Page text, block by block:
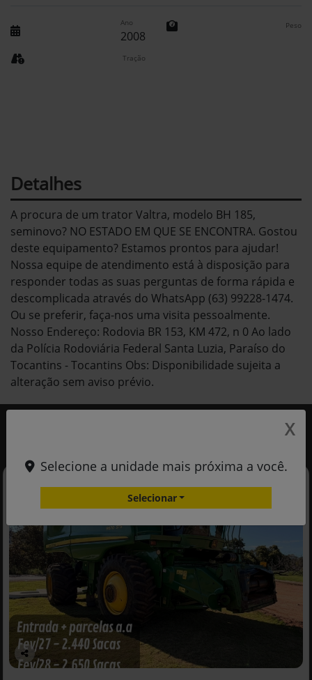
Ano
2008
Peso
Tração
Detalhes
A procura de um trator Valtra, modelo BH 185,
seminovo? NO ESTADO EM QUE SE ENCONTRA. Gostou
deste equipamento? Estamos prontos para ajudar!
Nossa equipe de atendimento está à disposição para
responder todas as suas perguntas de forma rápida e
descomplicada através do WhatsApp (63) 99228-1474.
Ou se preferir, faça-nos uma visita pessoalmente.
Nosso Endereço: Rodovia BR 153, KM 472, n 0 Ao lado
da Polícia Rodoviária Federal Santa Luzia, Paraíso do
Tocantins - Tocantins Obs: Disponibilidade sujeita a
alteração sem aviso prévio.
Co
X
Selecione a unidade mais próxima a você.
Selecionar